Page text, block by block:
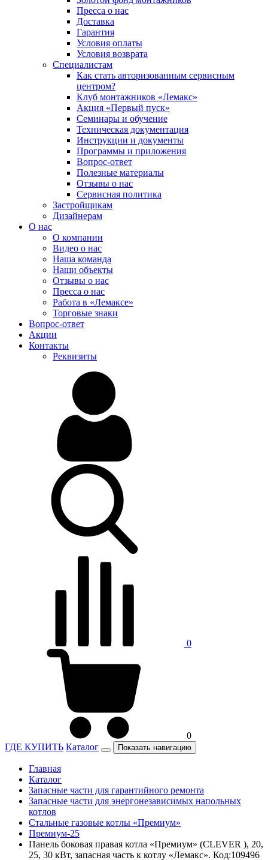
Пресса о нас
Доставка
Гарантия
Условия оплаты
Условия возврата
Специалистам
Как стать авторизованным сервисным
центром?
Клуб монтажников «Лемакс»
Акция «Первый пуск»
Семинары и обучение
Техническая документация
Инструкции и документы
Программы и приложения
Вопрос-ответ
Полезные материалы
Отзывы о нас
Сервисная политика
Застройщикам
Дизайнерам
О нас
О компании
Видео о нас
Наша команда
Наши объекты
Отзывы о нас
Пресса о нас
Работа в «Лемаксе»
Торговые знаки
Вопрос-ответ
Акции
Контакты
Реквизиты
0
0
ГДЕ КУПИТЬ Каталог Показать навигацию
Главная
Каталог
Запасные части для гарантийного ремонта
Запасные части для энергонезависимых напольных
котлов
Стальные газовые котлы «Премиум»
Премиум-25
Панель боковая правая котла «Премиум» (CLEVER ), 20,
25, 30 кВт, запасная часть к котлу «Лемакс». Код:109496